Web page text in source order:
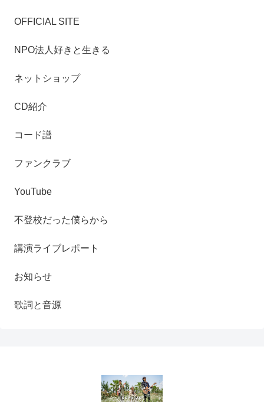
OFFICIAL SITE
NPO法人好きと生きる
ネットショップ
CD紹介
コード譜
ファンクラブ
YouTube
不登校だった僕らから
講演ライブレポート
お知らせ
歌詞と音源